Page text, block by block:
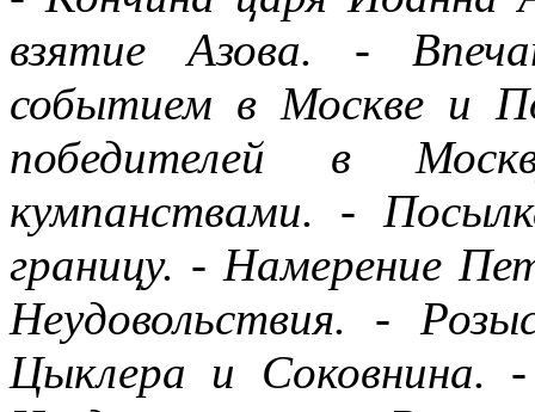
взятие Азова. -
событием в Москве и
победителей в
кумпанствами. -
границу. - Намерение
Неудовольствия. -
Цыклера и Соковнина.